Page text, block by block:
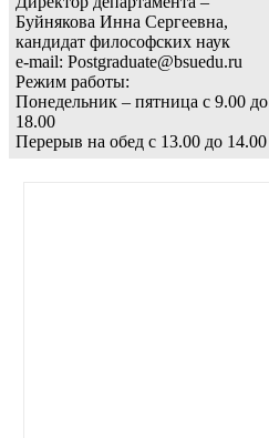
Буйнякова Инна Сергеевна,
кандидат философских наук
e-mail: Postgraduate@bsuedu.ru
Режим работы:
Понедельник – пятница с 9.00 до
18.00
Перерыв на обед с 13.00 до 14.00